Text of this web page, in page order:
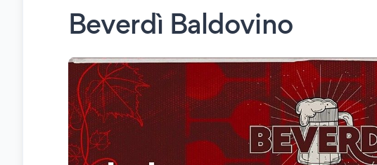
Beverdì Baldovino